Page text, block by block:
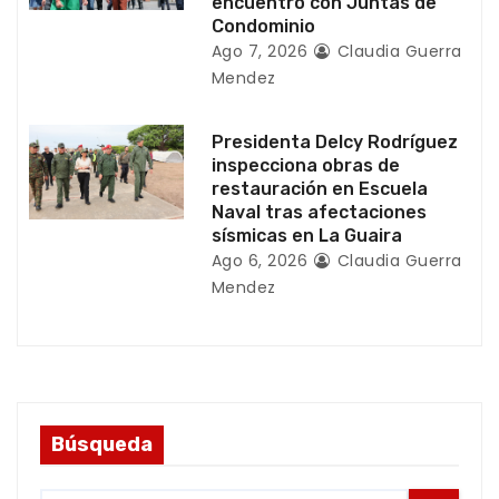
Condominio
Ago 7, 2026
Claudia Guerra
Mendez
Presidenta Delcy Rodríguez
inspecciona obras de
restauración en Escuela
Naval tras afectaciones
sísmicas en La Guaira
Ago 6, 2026
Claudia Guerra
Mendez
Búsqueda